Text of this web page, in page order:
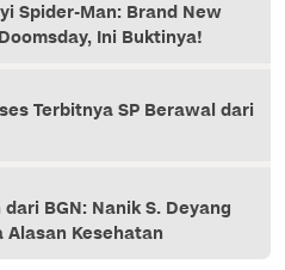
Spider-Man: Brand New
Ini Buktinya!
Terbitnya SP Berawal dari
BGN: Nanik S. Deyang
Alasan Kesehatan